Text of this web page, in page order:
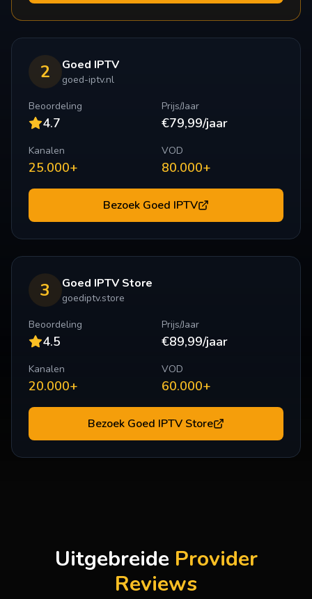
2 Goed IPTV
goed-iptv.nl
Beoordeling
4.7
Prijs/Jaar
€79,99/jaar
Kanalen
25.000+
VOD
80.000+
Bezoek Goed IPTV
3 Goed IPTV Store
goediptv.store
Beoordeling
4.5
Prijs/Jaar
€89,99/jaar
Kanalen
20.000+
VOD
60.000+
Bezoek Goed IPTV Store
Uitgebreide Provider
Reviews